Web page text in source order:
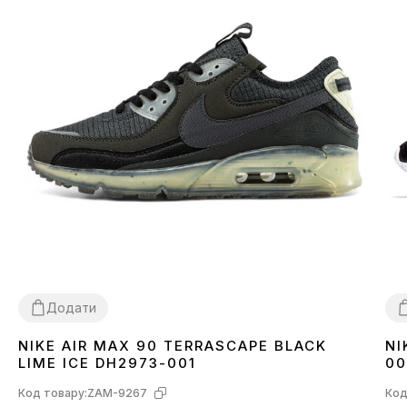
Додати
3640 4142 434445
NIKE AIR MAX 90 TERRASCAPE BLACK
LIME ICE DH2973-001
Код товару:ZAM-9267